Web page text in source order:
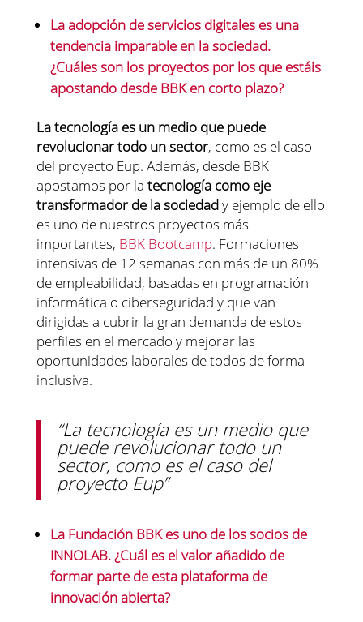
La adopción de servicios digitales es una
tendencia imparable en la sociedad.
¿Cuálesson los proyectos por los que estáis
apostando desde BBK en corto plazo?
La tecnología es un medio que puede
revolucionar todo un sector, como es el caso
del proyecto Eup. Además, desde BBK
apostamos por la tecnología como eje
transformador de la sociedady ejemplo de ello
es uno de nuestros proyectos más
importantes, BBK Bootcamp. Formaciones
intensivas de 12 semanas con más de un 80%
de empleabilidad, basadas en programación
informática o ciberseguridad y que van
dirigidas a cubrir la gran demanda de estos
perfiles en el mercado y mejorar las
oportunidades laborales de todos de forma
inclusiva.
“La tecnología es un medio que
puede revolucionar todo un
sector, como es el caso del
proyecto Eup”
La Fundación BBK es uno de los socios de
INNOLAB. ¿Cuál es el valor añadido de
formar parte de esta plataforma de
innovación abierta?